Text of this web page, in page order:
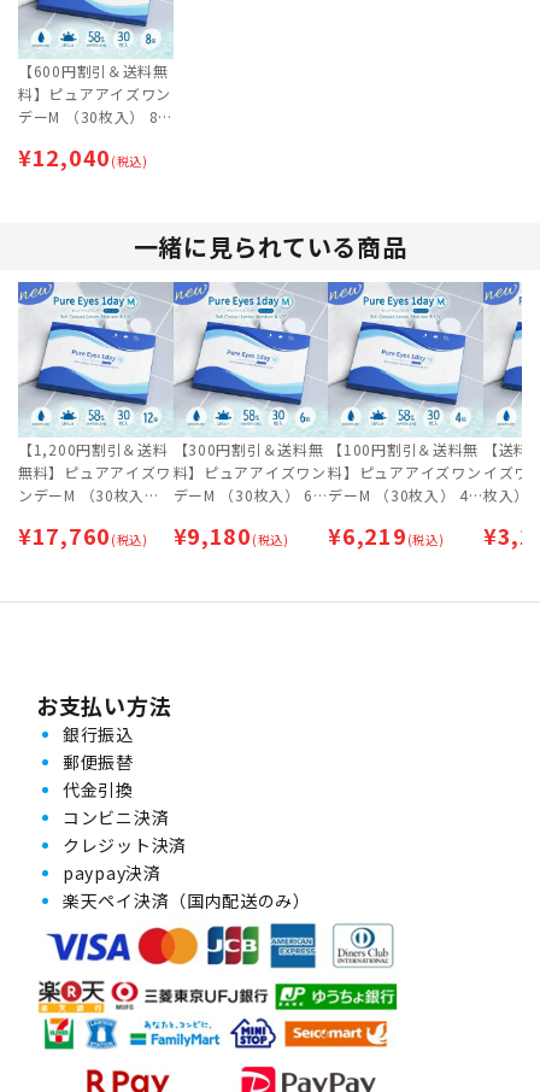
【600円割引＆送料無
料】ピュアアイズワン
デーM （30枚入） 8
イプ | ワンデー
¥12,040 (税込)
一緒に見られている商品
【1,200円割引＆送料
無料】ピュアアイズワ
ンデーM （30枚入）
分] | 1日交換タイプ |
¥17,760 (税込)
【300円割引＆送料無
料】ピュアアイズワン
デーM （30枚入） 6
イプ | ワンデー
¥9,180 (税込)
【100円割引＆送料無
料】ピュアアイズワン
デーM （30枚入） 4
イプ | ワンデー 【ネ
¥6,219 (税込)
【送料
イズワ
枚入）
ー 【ネ
¥
お支払い方法
銀行振込
郵便振替
代金引換
コンビニ決済
クレジット決済
paypay決済
楽天ペイ決済（国内配送のみ）